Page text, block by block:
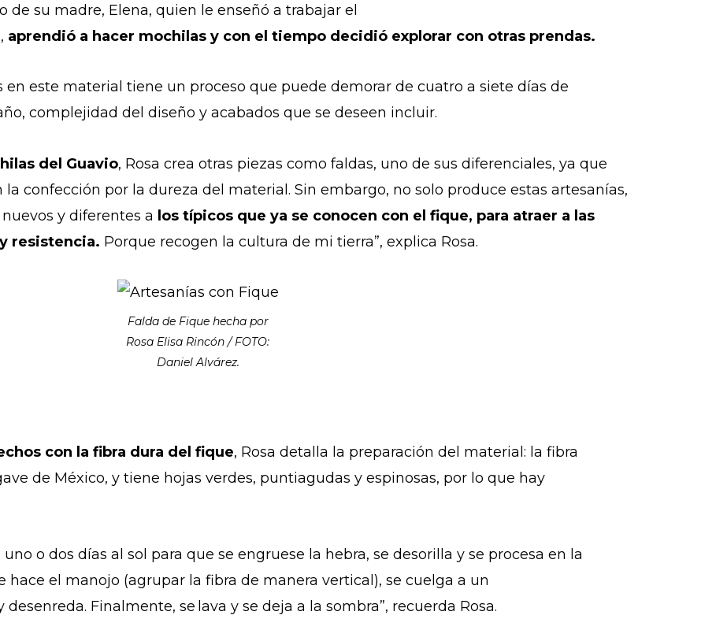
de su madre, Elena, quien le enseñó a trabajar el
aprendió a hacer mochilas y con el tiempo decidió explorar con otras prendas.
en este material tiene un proceso que puede demorar de cuatro a siete días de
complejidad del diseño y acabados que se deseen incluir.
del Guavio, Rosa crea otras piezas como faldas, uno de sus diferenciales, ya que
confección por la dureza del material. Sin embargo, no solo produce estas artesanías,
y diferentes a los típicos que ya se conocen con el fique, para atraer a las
resistencia. Porque recogen la cultura de mi tierra”, explica Rosa.
Falda de Fique hecha por
Rosa Elisa Rincón / FOTO:
Daniel Alvárez.
con la fibra dura del fique, Rosa detalla la preparación del material: la fibra
de México, y tiene hojas verdes, puntiagudas y espinosas, por lo que hay
o dos días al sol para que se engruese la hebra, se desorilla y se procesa en la
hace el manojo (agrupar la fibra de manera vertical), se cuelga a un
Finalmente, se lava y se deja a la sombra”, recuerda Rosa.